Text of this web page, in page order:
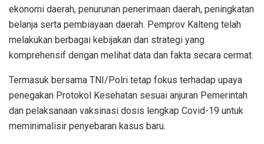
ekonomi daerah, penurunan penerimaan daerah, peningkatan
belanja serta pembiayaan daerah. Pemprov Kalteng telah
melakukan berbagai kebijakan dan strategi yang
komprehensif dengan melihat data dan fakta secara cermat.
Termasuk bersama TNI/Polri tetap fokus terhadap upaya
penegakan Protokol Kesehatan sesuai anjuran Pemerintah
dan pelaksanaan vaksinasi dosis lengkap Covid-19 untuk
meminimalisir penyebaran kasus baru.